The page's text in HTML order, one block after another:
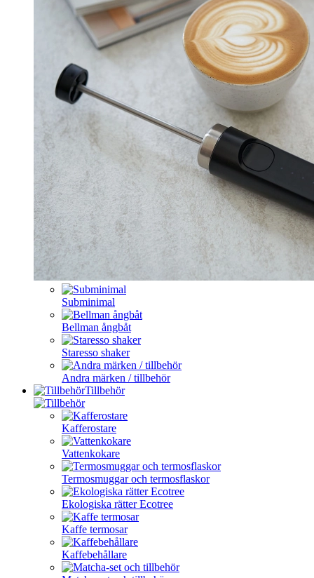
Subminimal
Bellman ångbåt
Staresso shaker
Andra märken / tillbehör
Tillbehör
Kafferostare
Vattenkokare
Termosmuggar och termosflaskor
Ekologiska rätter Ecotree
Kaffe termosar
Kaffebehållare